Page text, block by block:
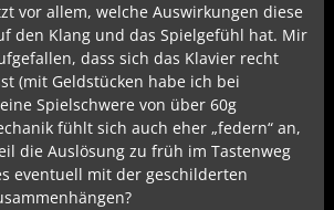
vor allem, welche Auswirkungen diese
den Klang und das Spielgefühl hat. Mir
dass sich das Klavier recht
(mit Geldstücken habe ich bei
Spielschwere von über 60g
fühlt sich auch eher „federn“ an,
die Auslösung zu früh im Tastenweg
eventuell mit der geschilderten